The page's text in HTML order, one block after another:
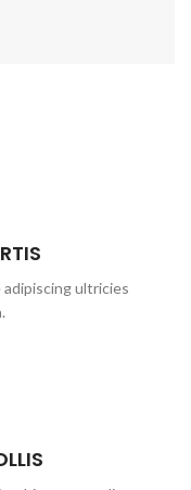
adipiscing ultricies